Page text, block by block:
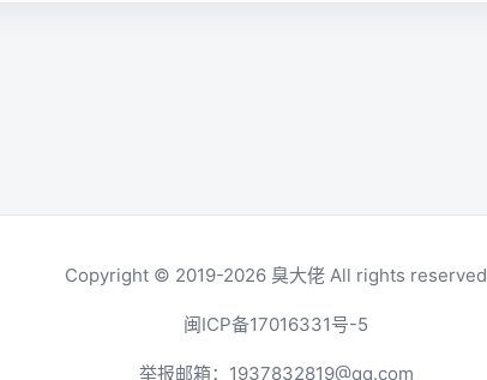
Copyright © 2019-2026 臭大佬 All rights reserved
闽ICP备17016331号-5
举报邮箱： 1937832819@qq.com